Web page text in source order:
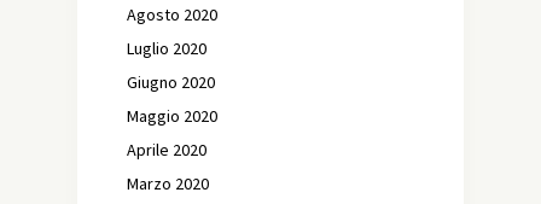
Agosto 2020
Luglio 2020
Giugno 2020
Maggio 2020
Aprile 2020
Marzo 2020